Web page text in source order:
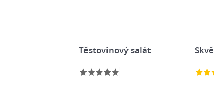
Těstovinový salát